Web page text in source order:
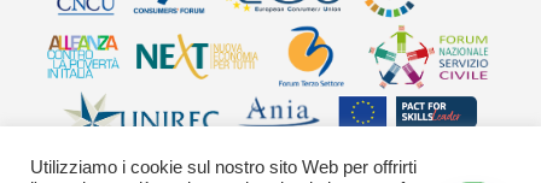
Utilizziamo i cookie sul nostro sito Web per offrirti